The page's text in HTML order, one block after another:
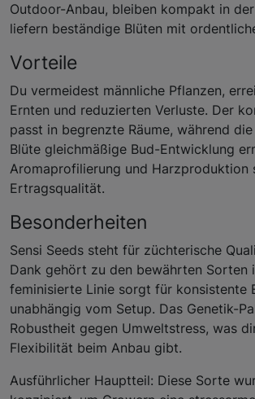
Outdoor-Anbau, bleiben kompakt in
liefern beständige Blüten mit
Vorteile
Du vermeidest männliche Pflanzen,
Ernten und reduzierten Verluste. Der
passt in begrenzte Räume, während
Blüte gleichmäßige Bud-Entwicklung
Aromaprofilierung und Harzproduktion
Ertragsqualität.
Besonderheiten
Sensi Seeds steht für züchterische
Dank gehört zu den bewährten Sorten
feminisierte Linie sorgt für konsistente
unabhängig vom Setup. Das Genetik-
Robustheit gegen Umweltstress, was
Flexibilität beim Anbau gibt.
Ausführlicher Hauptteil: Diese Sorte